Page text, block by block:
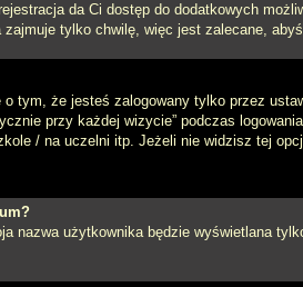
da Ci dostęp do dodatkowych
tylko chwilę, więc jest zalecane, abyś
tym, że jesteś zalogowany tylko przez
przy każdej wizycie” podczas
/ na uczelni itp. Jeżeli nie widzisz tej
nazwa użytkownika będzie wyświetlana